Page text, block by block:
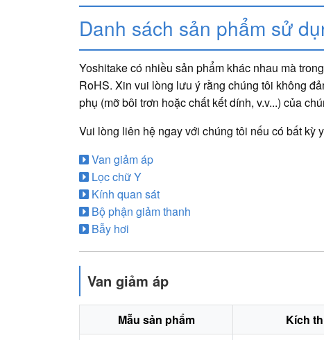
Danh sách sản phẩm sử
Yoshitake có nhiều sản phẩm khác nhau mà
RoHS. Xin vui lòng lưu ý rằng chúng tôi không
phụ (mỡ bôi trơn hoặc chất kết dính, v.v...) của
Vui lòng liên hệ ngay với chúng tôi nếu có bất kỳ
Van giảm áp
Lọc chữ Y
Kính quan sát
Bộ phận giảm thanh
Bẫy hơi
Van giảm áp
Mẫu sản phẩm Kích